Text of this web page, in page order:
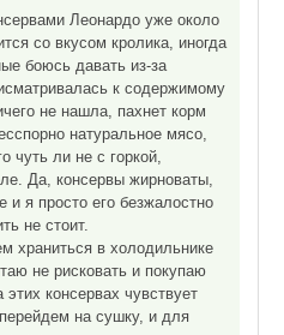
Леонардо уже около
со вкусом кролика, иногда
боюсь давать из-за
к содержимому
не нашла, пахнет корм
натуральное мясо,
чуть ли не с горкой,
Да, консервы жирноваты,
и я просто его безжалостно
не стоит.
храниться в холодильнике
не рисковать и покупаю
консервах чувствует
на сушку, и для